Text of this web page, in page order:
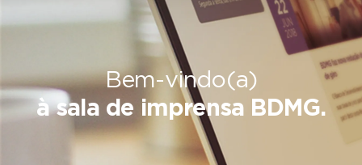
Bem-vindo(a)
à sala de imprensa BDMG.